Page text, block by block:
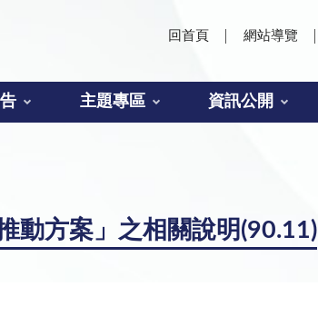
回首頁 網站導覽
主題專區 資訊公開
動方案」之相關說明(90.11)